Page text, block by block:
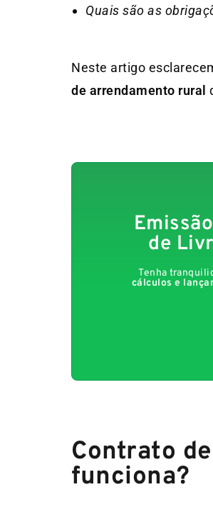
Quais são as
Neste artigo
de arrendamento rural
de
Tenha
cálculos e
Contrato
funciona?